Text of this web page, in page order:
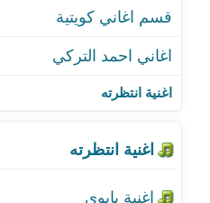
اغنية انتظرته
اغنية انتظرته
اغنية يابوي